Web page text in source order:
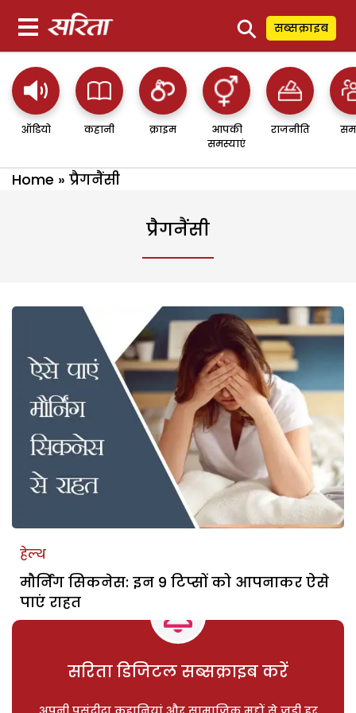
⚲ सब्सक्राइब
ऑडियो कहानी क्राइम
आपकी
समस्याएं
राजनीति
Home » प्रैगनैंसी
प्रैगनैंसी
हेल्थ
मौर्निंग सिकनेस: इन 9 टिप्सों को आपनाकर ऐसे
पाएं राहत
सरिता डिजिटल सब्सक्राइब करें